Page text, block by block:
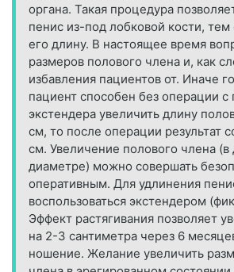
органа. Такая процедура
пенис из-под лобковой кости,
его длину. В настоящее время
размеров полового члена и, как
избавления пациентов от. Иначе
пациент способен без операции
экстендера увеличить длину
см, то после операции результат
см. Увеличение полового члена (в
диаметре) можно совершать
оперативным. Для удлинения
воспользоваться экстендером
Эффект растягивания позволяет
на 2-3 сантиметра через 6
ношение. Желание увеличить